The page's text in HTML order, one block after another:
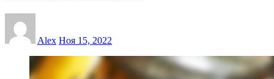
Alex Ноя 15, 2022